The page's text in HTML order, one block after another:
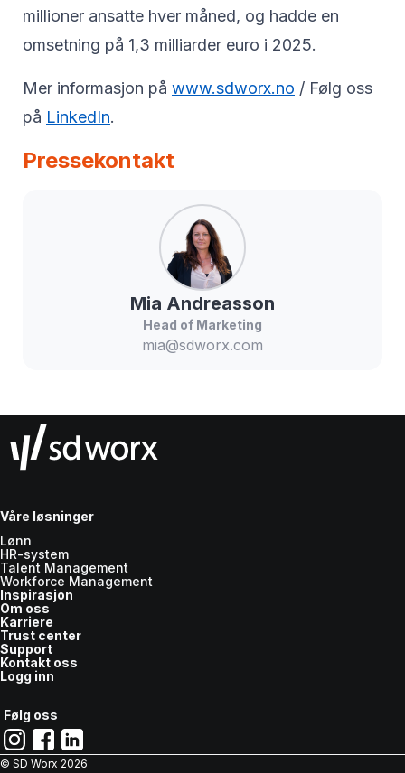
millioner ansatte hver måned, og hadde en
omsetning på 1,3 milliarder euro i 2025.
Mer informasjon på www.sdworx.no / Følg oss
på LinkedIn.
Pressekontakt
Mia Andreasson
Head of Marketing
mia@sdworx.com
Våre løsninger
Lønn
HR-system
Talent Management
Workforce Management
Inspirasjon
Om oss
Karriere
Trust center
Support
Kontakt oss
Logg inn
Følg oss
© SD Worx 2026